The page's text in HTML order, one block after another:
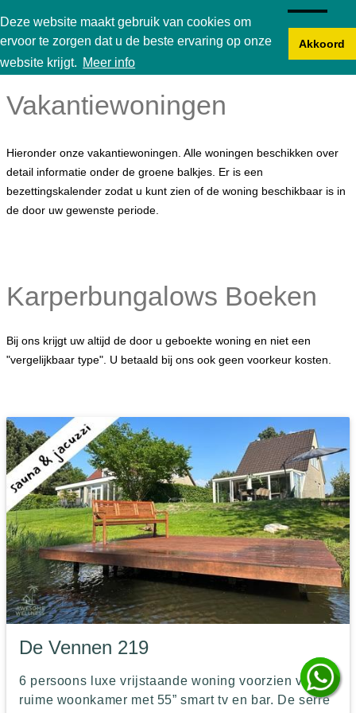
Deze website maakt gebruik van cookies om
ervoor te zorgen dat u de beste ervaring op onze
website krijgt. Meer info
Akkoord
Karperbungalow
Vakantiewoningen
Hieronder onze vakantiewoningen. Alle woningen beschikken over
detail informatie onder de groene balkjes. Er is een
bezettingskalender zodat u kunt zien of de woning beschikbaar is in
de door uw gewenste periode.
Karperbungalows Boeken
Bij ons krijgt uw altijd de door u geboekte woning en niet een
"vergelijkbaar type". U betaald bij ons ook geen voorkeur kosten.
De Vennen 219
6 persoons luxe vrijstaande woning voorzien van
ruime woonkamer met 55” smart tv en bar. De serre